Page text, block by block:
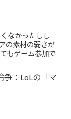
なかったしし
の素材の弱さが
もゲーム参加で
争：LoLの「マ